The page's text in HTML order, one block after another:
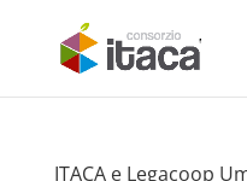
ITACA e Legacoop